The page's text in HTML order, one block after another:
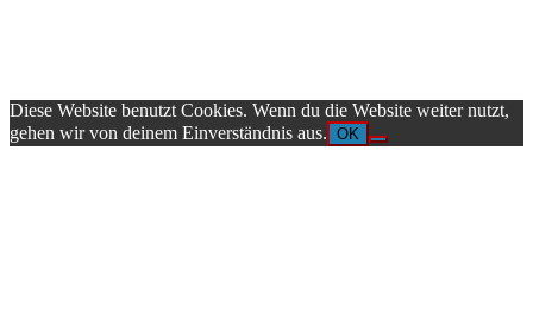
Diese Website benutzt Cookies. Wenn du die Website weiter nutzt,
gehen wir von deinem Einverständnis aus. OK